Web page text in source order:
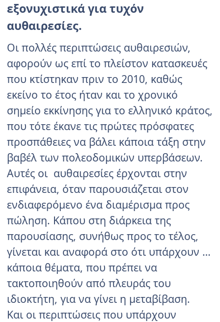
εξονυχιστικά για τυχόν
αυθαιρεσίες.
Οι πολλές περιπτώσεις αυθαιρεσιών,
αφορούν ως επί το πλείστον κατασκευές
που κτίστηκαν πριν το 2010, καθώς
εκείνο το έτος ήταν και το χρονικό
σημείο εκκίνησης για το ελληνικό κράτος,
που τότε έκανε τις πρώτες πρόσφατες
προσπάθειες να βάλει κάποια τάξη στην
βαβέλ των πολεοδομικών υπερβάσεων.
Αυτές οι αυθαιρεσίες έρχονται στην
επιφάνεια, όταν παρουσιάζεται στον
ενδιαφερόμενο ένα διαμέρισμα προς
πώληση. Κάπου στη διάρκεια της
παρουσίασης, συνήθως προς το τέλος,
γίνεται και αναφορά στο ότι υπάρχουν …
κάποια θέματα, που πρέπει να
τακτοποιηθούν από πλευράς του
ιδιοκτήτη, για να γίνει η μεταβίβαση.
Και οι περιπτώσεις που υπάρχουν